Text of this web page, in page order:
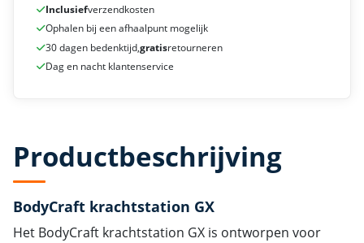
Inclusiefverzendkosten
Ophalen bij een afhaalpunt mogelijk
30 dagen bedenktijd,gratisretourneren
Dag en nacht klantenservice
Productbeschrijving
BodyCraft krachtstation GX
Het BodyCraft krachtstation GX is ontworpen voor